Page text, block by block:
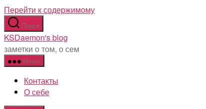
Перейти к содержимому
Поиск
KSDaemon's blog
заметки о том, о сем
Меню
Контакты
О себе